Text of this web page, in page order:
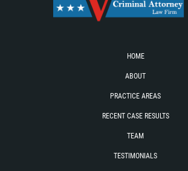
HOME
ABOUT
PRACTICE AREAS
RECENT CASE RESULTS
TEAM
TESTIMONIALS